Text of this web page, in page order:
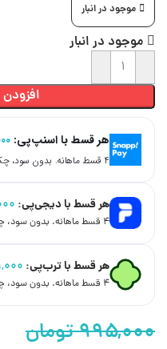
موجود در انبار
موجود در انبار
هر قسط با اسنپ‌پی:
۴ قسط ماهانه. بدون سود، چک و ضامن.
هر قسط با دیجی‌پی:
۴ قسط ماهانه. بدون سود، چک و ضامن.
هر قسط با ترب‌پی:
۴ قسط ماهانه. بدون سود، چک و ضامن.
۹۹۵,۰۰۰تومان